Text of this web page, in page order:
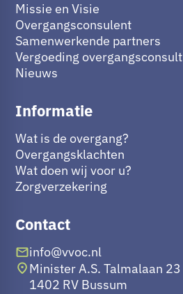
Missie en Visie
Overgangsconsulent
Samenwerkende partners
Vergoeding overgangsconsult
Nieuws
Informatie
Wat is de overgang?
Overgangsklachten
Wat doen wij voor u?
Zorgverzekering
Contact
info@vvoc.nl
Minister A.S. Talmalaan 23
1402 RV Bussum